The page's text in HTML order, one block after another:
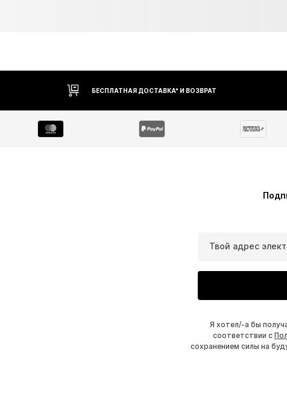
БЕСПЛАТНАЯ ДОСТАВКА* И ВОЗВРАТ
Твой адрес
Я хотел/-а бы
соответствии с
сохранением силы на